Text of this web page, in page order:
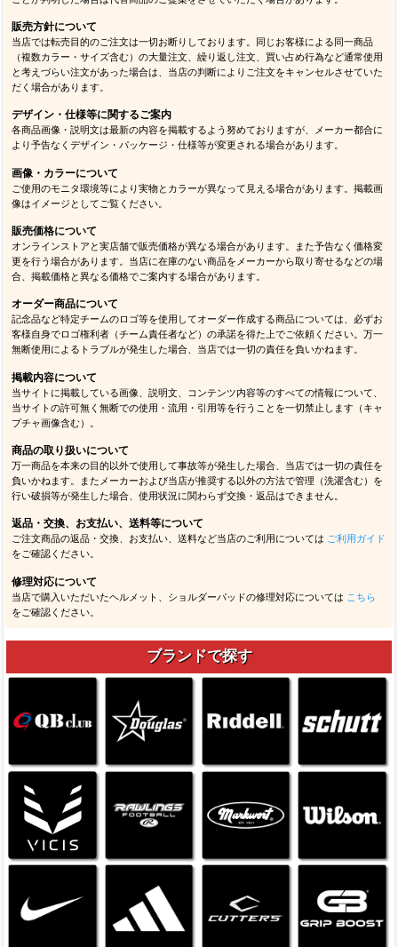
販売方針について
当店では転売目的のご注文は一切お断りしております。同じお客様による同一商品
（複数カラー・サイズ含む）の大量注文、繰り返し注文、買い占め行為など通常使用
と考えづらい注文があった場合は、当店の判断によりご注文をキャンセルさせていた
だく場合があります。
デザイン・仕様等に関するご案内
各商品画像・説明文は最新の内容を掲載するよう努めておりますが、メーカー都合に
より予告なくデザイン・パッケージ・仕様等が変更される場合があります。
画像・カラーについて
ご使用のモニタ環境等により実物とカラーが異なって見える場合があります。掲載画
像はイメージとしてご覧ください。
販売価格について
オンラインストアと実店舗で販売価格が異なる場合があります。また予告なく価格変
更を行う場合があります。当店に在庫のない商品をメーカーから取り寄せるなどの場
合、掲載価格と異なる価格でご案内する場合があります。
オーダー商品について
記念品など特定チームのロゴ等を使用してオーダー作成する商品については、必ずお
客様自身でロゴ権利者（チーム責任者など）の承諾を得た上でご依頼ください。万一
無断使用によるトラブルが発生した場合、当店では一切の責任を負いかねます。
掲載内容について
当サイトに掲載している画像、説明文、コンテンツ内容等のすべての情報について、
当サイトの許可無く無断での使用・流用・引用等を行うことを一切禁止します（キャ
プチャ画像含む）。
商品の取り扱いについて
万一商品を本来の目的以外で使用して事故等が発生した場合、当店では一切の責任を
負いかねます。またメーカーおよび当店が推奨する以外の方法で管理（洗濯含む）を
行い破損等が発生した場合、使用状況に関わらず交換・返品はできません。
返品・交換、お支払い、送料等について
ご注文商品の返品・交換、お支払い、送料など当店のご利用については ご利用ガイド
をご確認ください。
修理対応について
当店で購入いただいたヘルメット、ショルダーパッドの修理対応については こちら
をご確認ください。
ブランドで探す